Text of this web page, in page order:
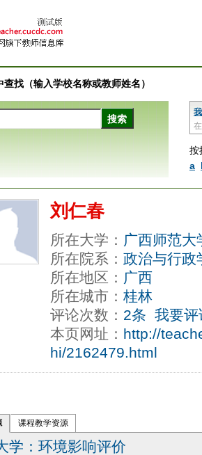
找（输入学校名称或教师姓名）
按
a
刘仁春
所在大学： 广西师范大
所在院系： 政治与行政
所在地区： 广西
所在城市： 桂林
评论次数： 2条 我要评
本页网址： http://
hi/2162479.html
课程教学资源
学：环境影响评价